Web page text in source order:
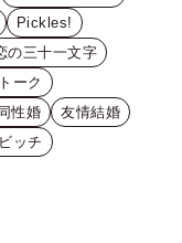
Pickles!
の三十一文字
ーク
同性婚
友情結婚
ッチ